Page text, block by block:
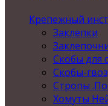
Крепежный
Заклепки
Скобы для
Скобы-
Стропы
Хомуты